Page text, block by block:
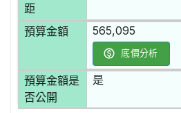
距
預算金額 565,095
底價分析
預算金額是
否公開
是